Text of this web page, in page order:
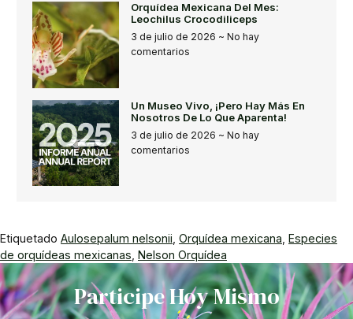
Orquídea Mexicana Del Mes:
Leochilus Crocodiliceps
3 de julio de 2026
No hay
comentarios
Un Museo Vivo, ¡pero Hay Más En
Nosotros De Lo Que Aparenta!
3 de julio de 2026
No hay
comentarios
Etiquetado Aulosepalum nelsonii Orquídea mexicana Especies
de orquídeas mexicanas Nelson Orquídea
Participe Hoy Mismo